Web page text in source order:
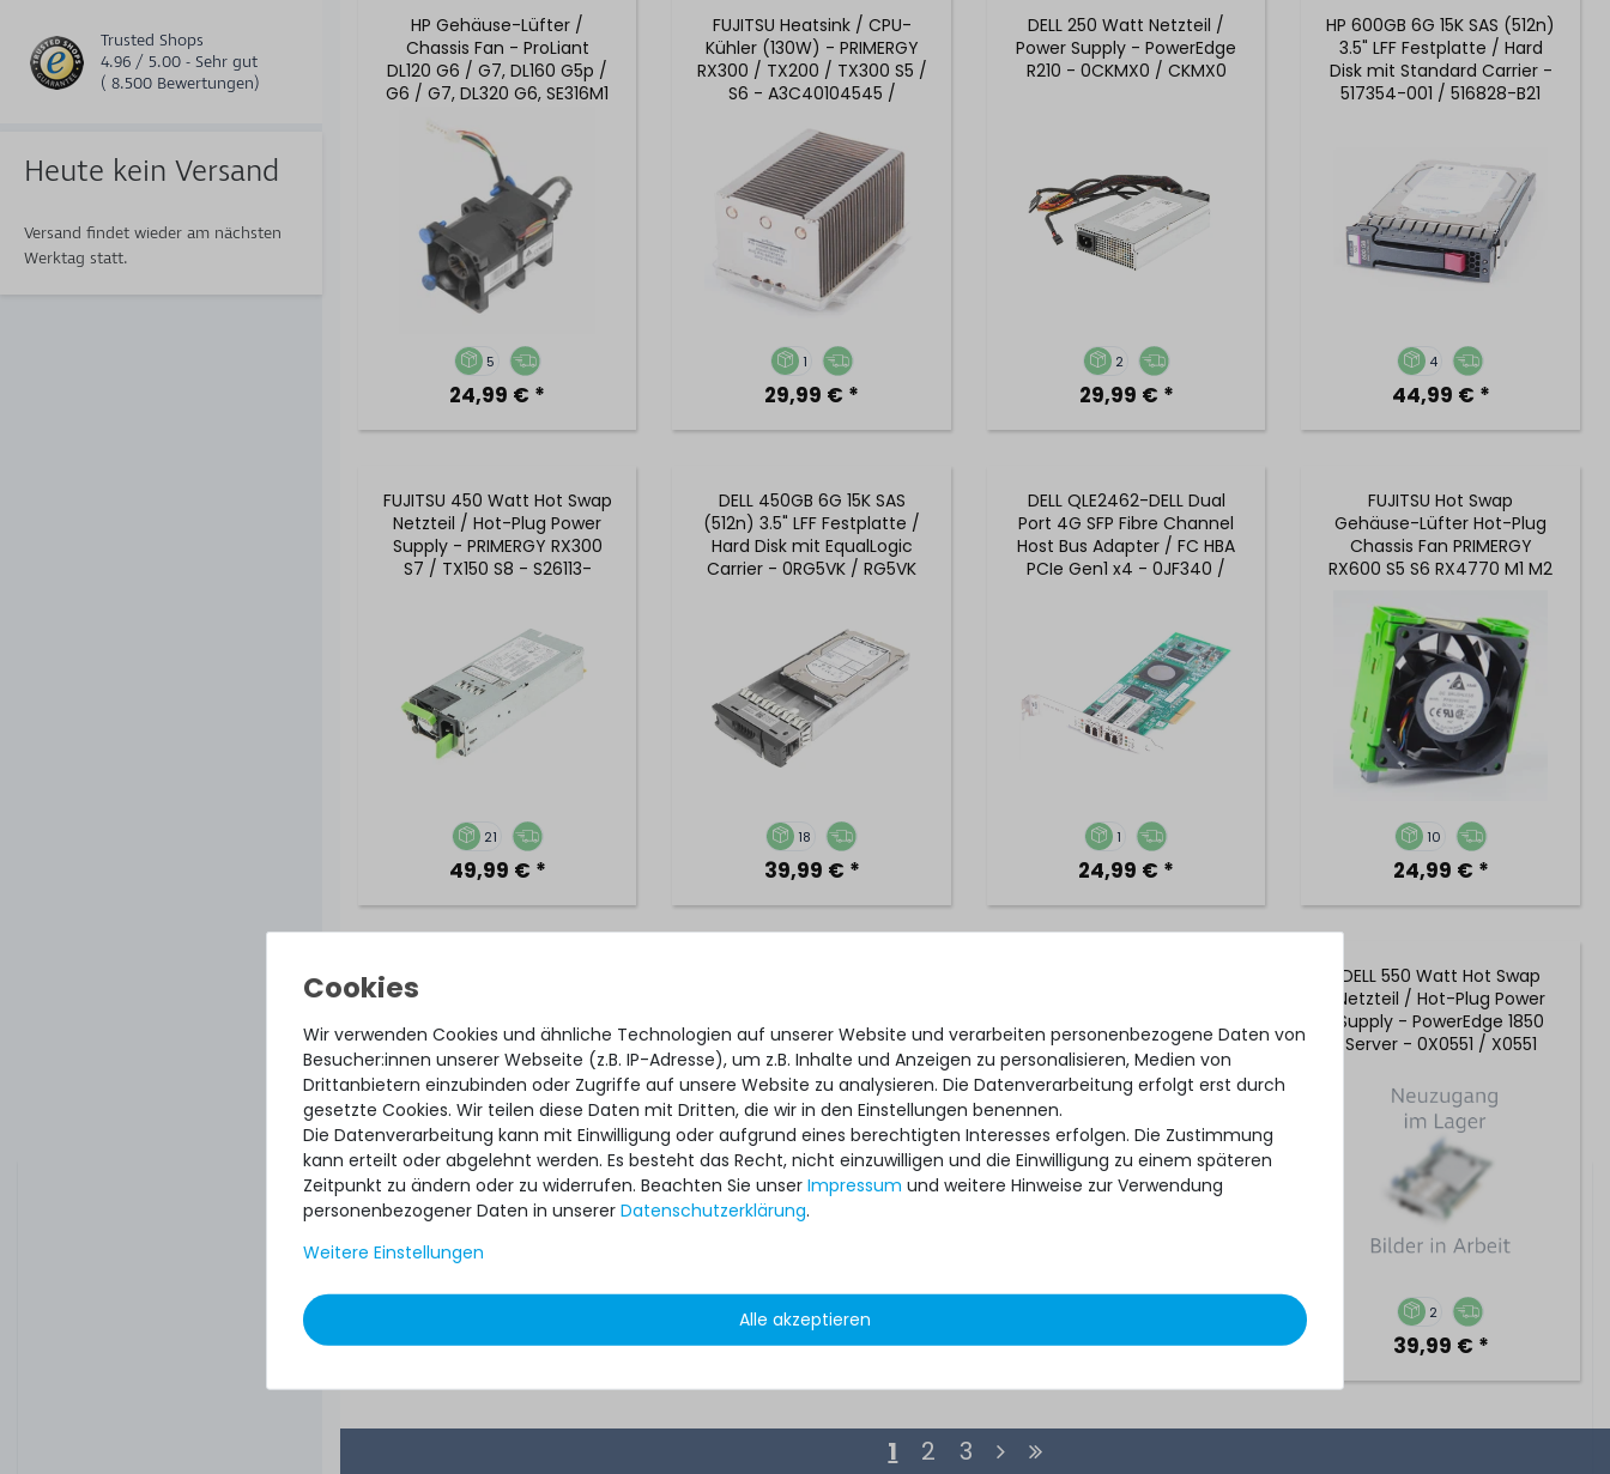
Trusted Shops
4.96 / 5.00 - Sehr gut
( 8.500 Bewertungen)
Heute kein Versand
Versand findet wieder am nächsten
Werktag statt.
HP Gehäuse-Lüfter /
Chassis Fan - ProLiant
DL120 G6 / G7, DL160 G5p /
G6 / G7, DL320 G6, SE316M1
5
24,99 € *
FUJITSU Heatsink / CPU-
Kühler (130W) - PRIMERGY
RX300 / TX200 / TX300 S5 /
S6 - A3C40104545 /
1
29,99 € *
DELL 250 Watt Netzteil /
Power Supply - PowerEdge
R210 - 0CKMX0 / CKMX0
2
29,99 € *
HP 600GB 6G 15K SAS (512n)
3.5" LFF Festplatte / Hard
Disk mit Standard Carrier -
517354-001 / 516828-B21
4
44,99 € *
FUJITSU 450 Watt Hot Swap
Netzteil / Hot-Plug Power
Supply - PRIMERGY RX300
S7 / TX150 S8 - S26113-
21
49,99 € *
DELL 450GB 6G 15K SAS
(512n) 3.5" LFF Festplatte /
Hard Disk mit EqualLogic
Carrier - 0RG5VK / RG5VK
18
39,99 € *
DELL QLE2462-DELL Dual
Port 4G SFP Fibre Channel
Host Bus Adapter / FC HBA
PCIe Gen1 x4 - 0JF340 /
1
24,99 € *
FUJITSU Hot Swap
Gehäuse-Lüfter Hot-Plug
Chassis Fan PRIMERGY
RX600 S5 S6 RX4770 M1 M2
PFB0812DHE
10
24,99 € *
IBM 460 Watt Hot Swap
Netzteil / Hot-Plug Power
Supply - x3550 x3650 M3 /
x3530 M4 / x3250 M5 -
69Y5906 / 69Y5907
29,99 € *
X3-2, X5-2 - 7026486
8
24,99 € *
PRIMERGY RX300 S7
(16xSFF) - A3C40124712 /
A3C40124893
24,99 € *
DELL 550 Watt Hot Swap
Netzteil / Hot-Plug Power
Supply - PowerEdge 1850
Server - 0X0551 / X0551
2
39,99 € *
1 2 3
Wir verwenden Cookies und ähnliche Technologien auf unserer Website und verarbeiten personenbezogene Daten von
Besucher:innen unserer Webseite (z.B. IP-Adresse), um z.B. Inhalte und Anzeigen zu personalisieren, Medien von
Drittanbietern einzubinden oder Zugriffe auf unsere Website zu analysieren. Die Datenverarbeitung erfolgt erst durch
gesetzte Cookies. Wir teilen diese Daten mit Dritten, die wir in den Einstellungen benennen.
Die Datenverarbeitung kann mit Einwilligung oder aufgrund eines berechtigten Interesses erfolgen. Die Zustimmung
kann erteilt oder abgelehnt werden. Es besteht das Recht, nicht einzuwilligen und die Einwilligung zu einem späteren
Zeitpunkt zu ändern oder zu widerrufen. Beachten Sie unser Impressum und weitere Hinweise zur Verwendung
personenbezogener Daten in unserer Daten­schutz­erklärung.
Weitere Einstellungen
Alle akzeptieren